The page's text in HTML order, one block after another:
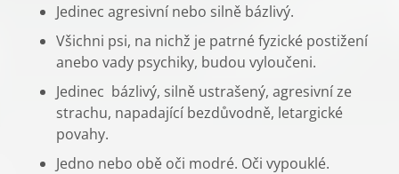
Jedinec agresivní nebo silně bázlivý.
Všichni psi, na nichž je patrné fyzické postižení
anebo vady psychiky, budou vyloučeni.
Jedinec bázlivý, silně ustrašený, agresivní ze
strachu, napadající bezdůvodně, letargické
povahy.
Jedno nebo obě oči modré. Oči vypouklé.